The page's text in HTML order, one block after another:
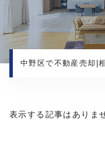
プラ
中野区で不動産売却|
表示する記事はありま